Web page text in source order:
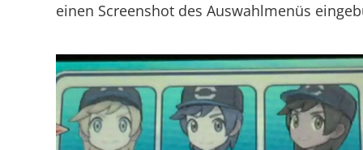
einen Screenshot des Auswahlmenüs